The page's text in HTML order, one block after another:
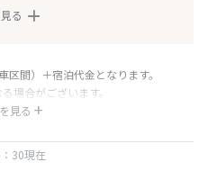
る
見る
間）＋宿泊代金となります。
場合がございます。
は一定時間ごとに更新されます。最
30現在